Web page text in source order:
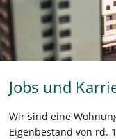
Jobs und
Wir sind eine
Eigenbestand von rd.